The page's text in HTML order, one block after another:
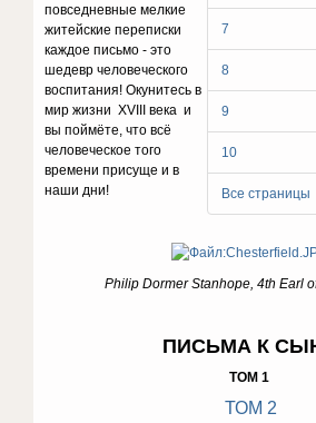
7
8
9
10
Все страницы
повседневные мелкие
житейские переписки
каждое письмо - это
шедевр человеческого
воспитания! Окунитесь в
мир жизни XVIII века и
вы поймёте, что всё
человеческое того
времени присуще и в
наши дни!
Philip Dormer Stanhope, 4th Earl
ПИСЬМА К
ТОМ 1
ТОМ 2